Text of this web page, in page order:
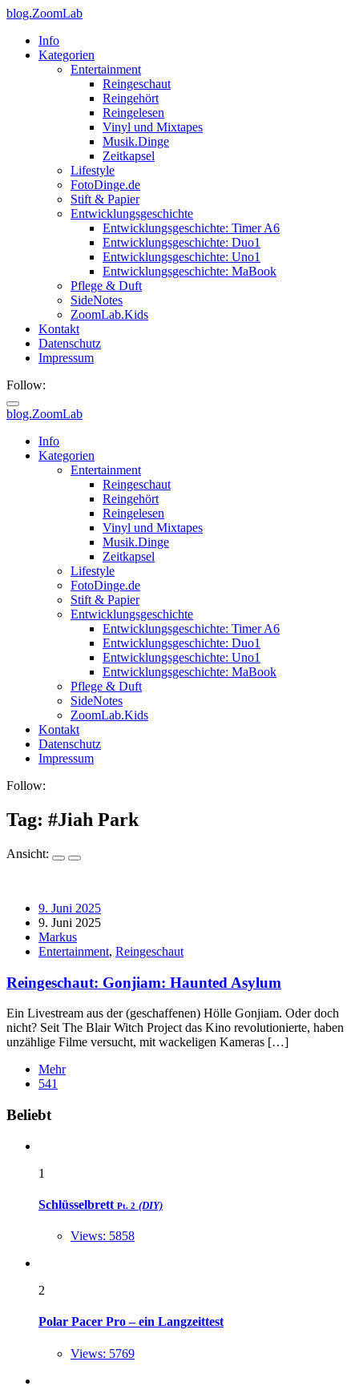
blog.ZoomLab
Info
Kategorien
Entertainment
Reingeschaut
Reingehört
Reingelesen
Vinyl und Mixtapes
Musik.Dinge
Zeitkapsel
Lifestyle
FotoDinge.de
Stift & Papier
Entwicklungsgeschichte
Entwicklungsgeschichte: Timer A6
Entwicklungsgeschichte: Duo1
Entwicklungsgeschichte: Uno1
Entwicklungsgeschichte: MaBook
Pflege & Duft
SideNotes
ZoomLab.Kids
Kontakt
Datenschutz
Impressum
Follow:
blog.ZoomLab
ZoomLab
Info
Kategorien
Entertainment
Reingeschaut
Reingehört
Reingelesen
Vinyl und Mixtapes
Musik.Dinge
Zeitkapsel
Lifestyle
FotoDinge.de
Stift & Papier
Entwicklungsgeschichte
Entwicklungsgeschichte: Timer A6
Entwicklungsgeschichte: Duo1
Entwicklungsgeschichte: Uno1
Entwicklungsgeschichte: MaBook
Pflege & Duft
SideNotes
ZoomLab.Kids
Kontakt
Datenschutz
Impressum
Follow:
Tag: #Jiah Park
Ansicht:
9. Juni 2025
9. Juni 2025
Markus
Entertainment, Reingeschaut
Reingeschaut: Gonjiam: Haunted Asylum
Ein Livestream aus der (geschaffenen) Hölle Gonjiam. Oder doch
nicht? Seit The Blair Witch Project das Kino revolutionierte, haben
unzählige Filme versucht, mit wackeligen Kameras […]
Mehr
541
Widgets
Beliebt
1
Schlüsselbrett Pt. 2 (DIY)
Views: 5858
2
Polar Pacer Pro – ein Langzeittest
Views: 5769